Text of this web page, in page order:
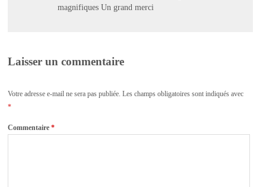
magnifiques Un grand merci
Laisser un commentaire
Votre adresse e-mail ne sera pas publiée. Les champs obligatoires sont indiqués avec
*
Commentaire*